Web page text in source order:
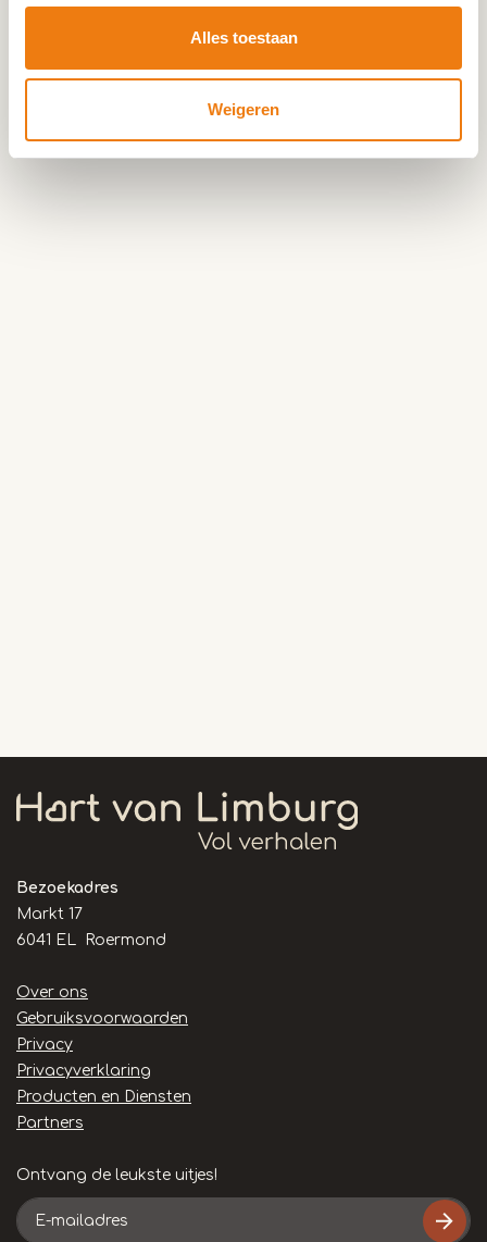
Alles toestaan
Weigeren
Bezoekadres
Markt 17
6041 EL Roermond
Handige
links
Over ons
Gebruiksvoorwaarden
Privacy
Privacyverklaring
Producten en Diensten
Partners
Ontvang de leukste uitjes!
E-
mailadres